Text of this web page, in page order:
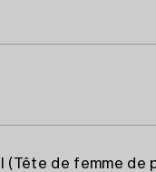
(Tête de femme de